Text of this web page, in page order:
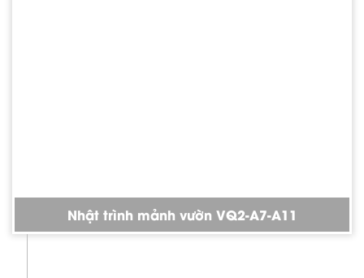
Nhật trình mảnh vườn VQ2-A7-A11